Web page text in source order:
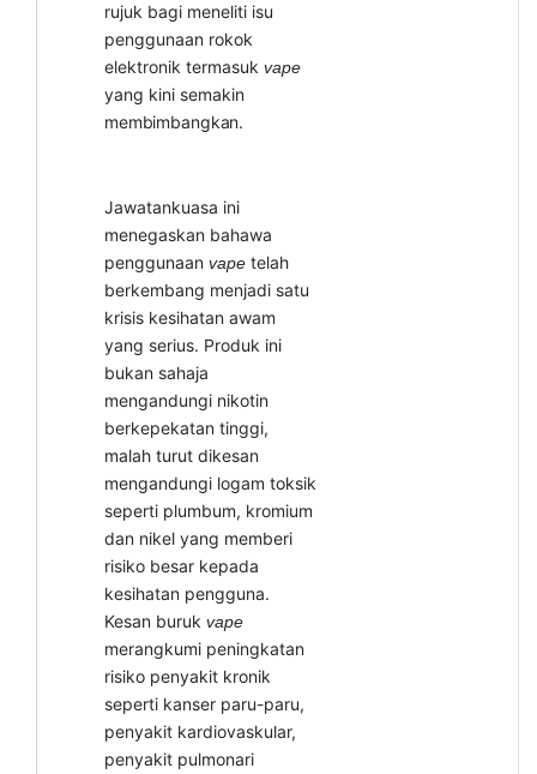
rujuk bagi meneliti isu
penggunaan rokok
elektronik termasuk vape
yang kini semakin
membimbangkan.
Jawatankuasa ini
menegaskan bahawa
penggunaan vape telah
berkembang menjadi satu
krisis kesihatan awam
yang serius. Produk ini
bukan sahaja
mengandungi nikotin
berkepekatan tinggi,
malah turut dikesan
mengandungi logam toksik
seperti plumbum, kromium
dan nikel yang memberi
risiko besar kepada
kesihatan pengguna.
Kesan buruk vape
merangkumi peningkatan
risiko penyakit kronik
seperti kanser paru-paru,
penyakit kardiovaskular,
penyakit pulmonari